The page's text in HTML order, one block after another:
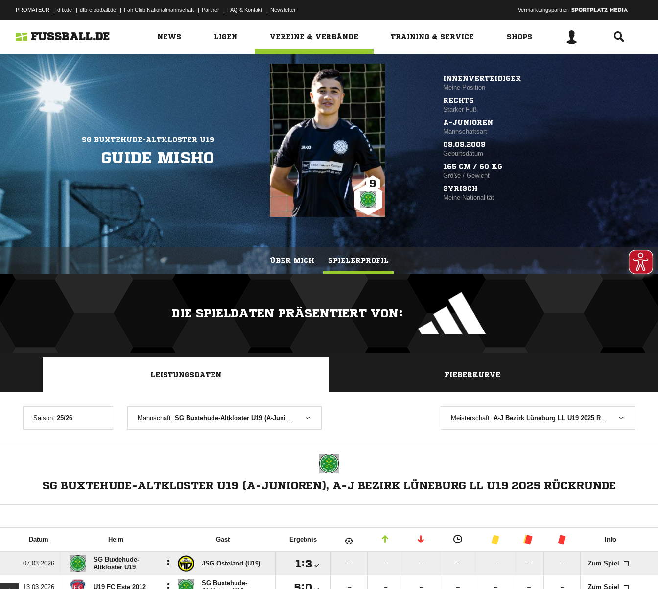
PROMATEUR | dfb.de | dfb-efootball.de | Fan Club Nationalmannschaft | Partner | FAQ & Kontakt | Newsletter Vermarktungspartner:
FUSSBALL.DE NEWS LIGEN VEREINE & VERBÄNDE TRAINING & SERVICE SHOPS
ÜBER MICH SPIELERPROFIL
SG BUXTEHUDE-ALTKLOSTER U19
GUIDE MISHO
9
INNENVERTEIDIGER
Meine Position
RECHTS
Starker Fuß
A-JUNIOREN
Mannschaftsart
09.09.2009
Geburtsdatum
165 CM / 60 KG
Größe / Gewicht
SYRISCH
Meine Nationalität
DIE SPIELDATEN PRÄSENTIERT VON:
LEISTUNGSDATEN FIEBERKURVE
Saison: 25/26 Mannschaft:SG Buxtehude-Altkloster U19 (A-Junioren) Meisterschaft: A-J Bezirk Lüneburg LL U19 2025 Rückrunde
SG BUXTEHUDE-ALTKLOSTER U19 (A-JUNIOREN), A-J BEZIRK LÜNEBURG LL U19 2025 RÜCKRUNDE
Datum Heim Gast Ergebnis Info
07.03.2026
SG Buxtehude-
Altkloster U19
: JSG Osteland (U19) : – – – – – – – Zum Spiel
13.03.2026 U19 FC Este 2012 :
SG Buxtehude-
– – – – – – – Zum Spiel